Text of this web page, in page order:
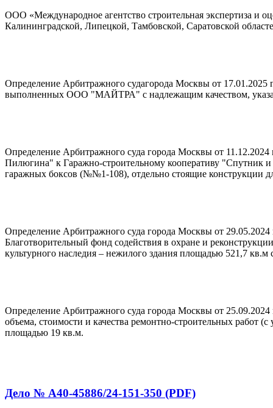
ООО «Международное агентство строительная экспертиза и
Калининградской, Липецкой, Тамбовской, Саратовской
Определение Арбитражного судагорода Москвы от
выполненных ООО "МАЙТРА" с надлежащим качеством,
Определение Арбитражного суда города Москвы от
Пилюгина" к Гаражно-строительному кооперативу "Спутник и
гаражных боксов (№№1-108), отдельно стоящие конструкции
Определение Арбитражного суда города Москвы от
Благотворительный фонд содействия в охране и
культурного наследия – нежилого здания площадью 521,7
Определение Арбитражного суда города Москвы от
объема, стоимости и качества ремонтно-строительных
площадью 19 кв.м.
Дело № А40-45886/24-151-350 (PDF)